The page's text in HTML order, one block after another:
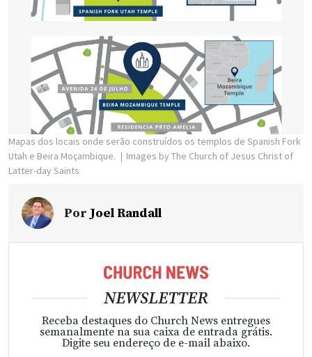
Mapas dos locais onde serão construídos os templos de Spanish Fork
Utah e Beira Moçambique.
Images by The Church of Jesus Christ of
Latter-day Saints
Por Joel Randall
NEWSLETTER
Receba destaques do Church News entregues
semanalmente na sua caixa de entrada grátis.
Digite seu endereço de e-mail abaixo.